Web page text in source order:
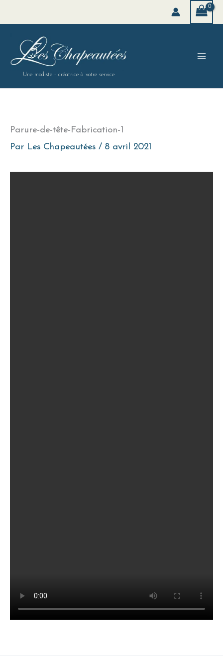
contenu
Une modiste - créatrice à votre service
Parure-de-tête-Fabrication-1
Par Les Chapeautées / 8 avril 2021